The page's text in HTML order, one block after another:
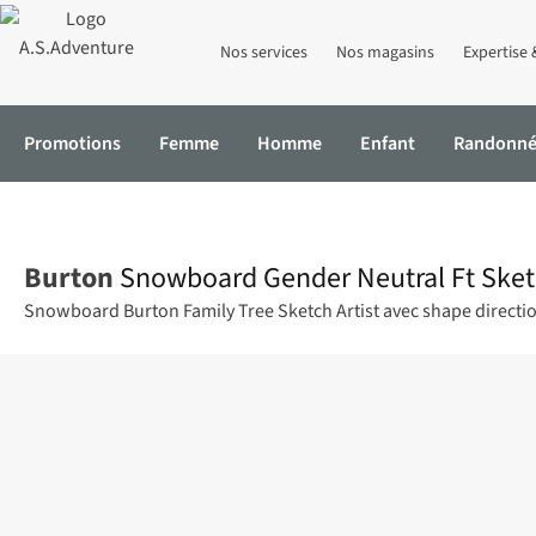
Nos services Nos magasins Expertise
Promotions Femme Homme Enfant
Burton Snowboard Gender Neutral Ft
Snowboard Burton Family Tree Sketch Artist avec shape